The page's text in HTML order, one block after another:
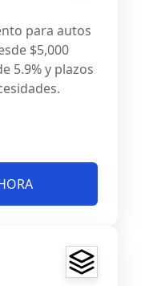
para autos
$5,000
5.9% y plazos